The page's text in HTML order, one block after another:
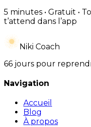
5 minutes • Gratuit •
t’attend dans l’app
Niki Coach
66 jours pour
Navigation
Accueil
Blog
À propos